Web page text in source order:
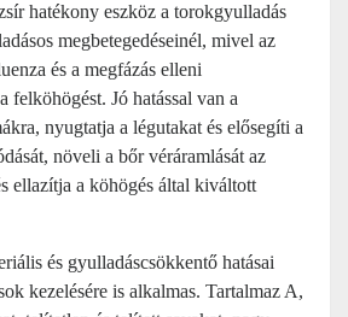
hatékony eszköz a torokgyulladás
megbetegedéseinél, mivel az
és a megfázás elleni
felköhögést. Jó hatással van a
nyugtatja a légutakat és elősegíti a
növeli a bőr véráramlását az
ellazítja a köhögés által kiváltott
és gyulladáscsökkentő hatásai
kezelésére is alkalmas. Tartalmaz A,